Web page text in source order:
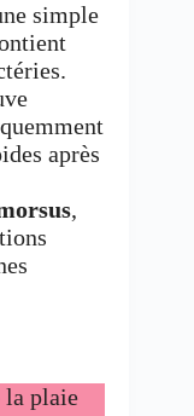
simple
après
,
la plaie